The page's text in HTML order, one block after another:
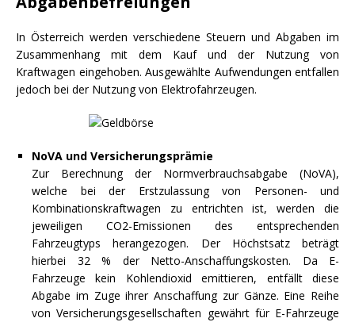
In Österreich werden verschiedene Steuern und Abgaben im
Zusammenhang mit dem Kauf und der Nutzung von
Kraftwagen eingehoben. Ausgewählte Aufwendungen entfallen
jedoch bei der Nutzung von Elektrofahrzeugen.
NoVA und Versicherungsprämie
Zur Berechnung der Normverbrauchsabgabe (NoVA),
welche bei der Erstzulassung von Personen- und
Kombinationskraftwagen zu entrichten ist, werden die
jeweiligen CO2-Emissionen des entsprechenden
Fahrzeugtyps herangezogen. Der Höchstsatz beträgt
hierbei 32 % der Netto-Anschaffungskosten. Da E-
Fahrzeuge kein Kohlendioxid emittieren, entfällt diese
Abgabe im Zuge ihrer Anschaffung zur Gänze. Eine Reihe
von Versicherungsgesellschaften gewährt für E-Fahrzeuge